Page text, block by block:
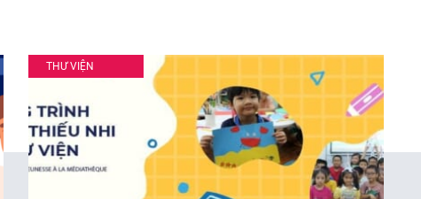
THƯ VIỆN